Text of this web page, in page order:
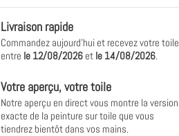
Livraison rapide
Commandez aujourd'hui et recevez votre toile
entre le 12/08/2026et le 14/08/2026.
Votre aperçu, votre toile
Notre aperçu en direct vous montre la version
exacte de la peinture sur toile que vous
tiendrez bientôt dans vos mains.